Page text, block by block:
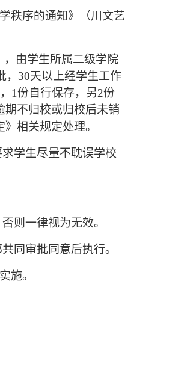
秩序的通知》（川文艺
，由学生所属二级学院
，30天以上经学生工作
1份自行保存，另2份
期不归校或归校后未销
相关规定处理。
学生尽量不耽误学校
则一律视为无效。
同审批同意后执行。
施。